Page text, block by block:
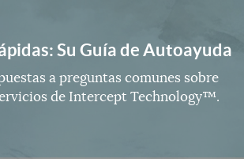
Su Guía de Autoayuda
a preguntas comunes sobre
de Intercept Technology™.